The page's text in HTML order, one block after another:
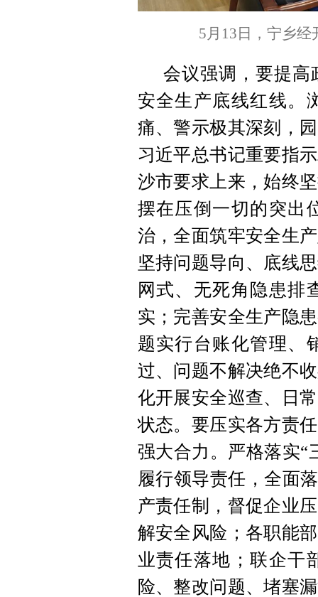
5月13日，宁乡经
会议强调，要提高
安全生产底线红线。
痛、警示极其深刻，
习近平总书记重要指
沙市要求上来，始终
摆在压倒一切的突出
治，全面筑牢安全生
坚持问题导向、底线
网式、无死角隐患排
实；完善安全生产隐
题实行台账化管理、
过、问题不解决绝不
化开展安全巡查、日
状态。要压实各方责
强大合力。严格落实“
履行领导责任，全面
产责任制，督促企业
解安全风险；各职能
业责任落地；联企干
险、整改问题、堵塞